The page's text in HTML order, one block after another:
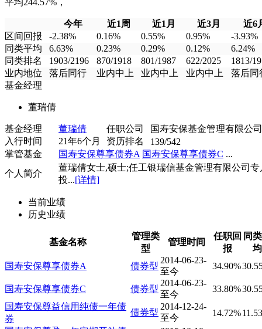
平均244.57%，
今年 近1周 近1月 近3月
近6
区间回报
-2.38% 0.16% 0.55% 0.95%
-3.93%
同类平均
6.63% 0.23% 0.29% 0.12%
6.24%
同类排名
1903/2196 870/1918 801/1987 622/2025
1813/
业内地位
落后同行 业内中上 业内中上 业内中上
落后同
基金经理
董瑞倩
基金经理 董瑞倩 任职公司
国寿安保基金管理有限公司
入行时间
21年6个月 资历排名
139/542
掌管基金
国寿安保尊享债券A 国寿安保尊享债券C ...
个人简介
董瑞倩女士,硕士;任工银瑞信基金管理有限公司专
投...[详情]
当前业绩
历史业绩
基金名称
管理类
型
管理时间
任职回
报
同
均
国寿安保尊享债券A
债券型
2014-06-23-
至今
34.90%
国寿安保尊享债券C 债券型
2014-06-23-
至今
33.80%
国寿安保尊益信用纯债一年债
券
债券型
2014-12-24-
至今
14.72%